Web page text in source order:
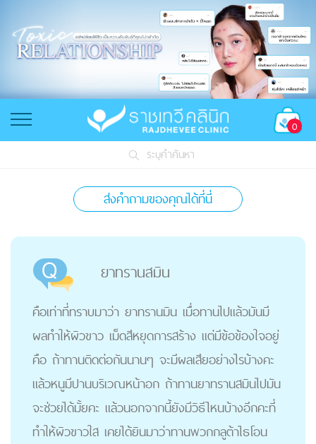
0
ระบุคำค้นหา
ส่งคำถามของคุณได้ที่นี่
ยาทรานสมิน
คือเท่าที่ทราบมาว่า ยาทรานมิน เมื่อทานไปแล้วมันมี
ผลทำให้ผิวขาว เม็ดสีหยุดการสร้าง แต่มีข้อข้องใจอยู่
คือ ถ้าทานติดต่อกันนานๆ จะมีผลเสียอย่างไรบ้างคะ
แล้วหนูมีปานบริเวณหน้าอก ถ้าทานยาทรานสมินไปมัน
จะช่วยได้มั้ยคะ แล้วนอกจากนี้ยังมีวิธีไหนบ้างอีกคะที่
ทำให้ผิวขาวใส เคยได้ยินมาว่าทานพวกกลูต้าไธโอน